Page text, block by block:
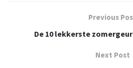
Previous
De 10 lekkerste
Next Post